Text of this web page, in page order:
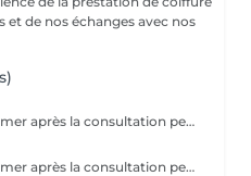
et de nos échanges avec nos
* Tarifs à titre indicatifs à confirmer après la consultation personnalisée établit auprès de votre coiffeur/stylist/spécialiste * La direction se réserve le droit dapporter des modifications pour le bon fonctionnement du salon
* Tarifs à titre indicatifs à confirmer après la consultation personnalisée établit auprès de votre coiffeur/stylist/spécialiste * La direction se réserve le droit dapporter des modifications pour le bon fonctionnement du salon